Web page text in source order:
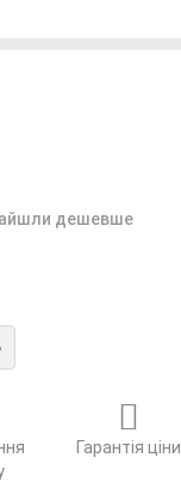
дешевше
Гарантія ціни